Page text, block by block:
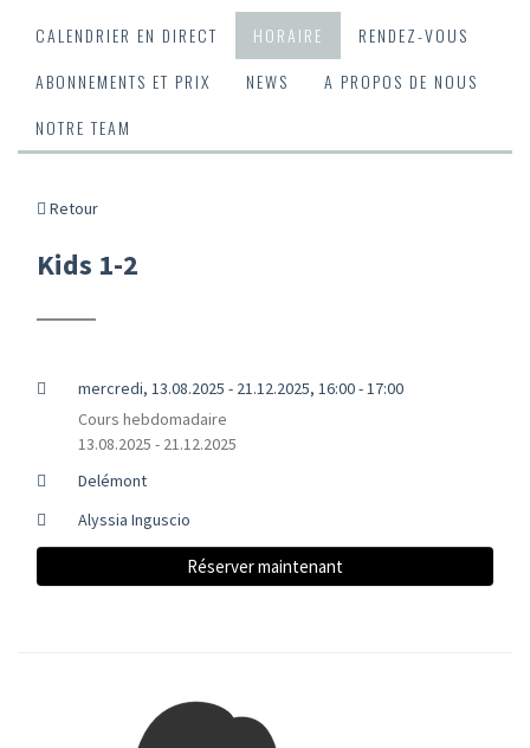
CALENDRIER EN DIRECT HORAIRE
RENDEZ-VOUS
ABONNEMENTS ET PRIX
NEWS
A PROPOS DE NOUS
NOTRE TEAM
Retour
Kids 1-2
mercredi, 13.08.2025 - 21.12.2025, 16:00 - 17:00
Cours hebdomadaire
13.08.2025 - 21.12.2025
Delémont
Alyssia Inguscio
Réserver maintenant